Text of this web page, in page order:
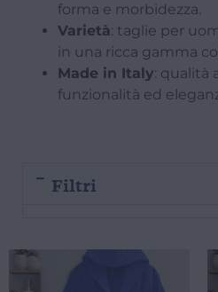
forma e morbidezza.
Varietà: taglie per
in una ricca gamma
Made in Italy: qualità
funzionalità ed
Filtri